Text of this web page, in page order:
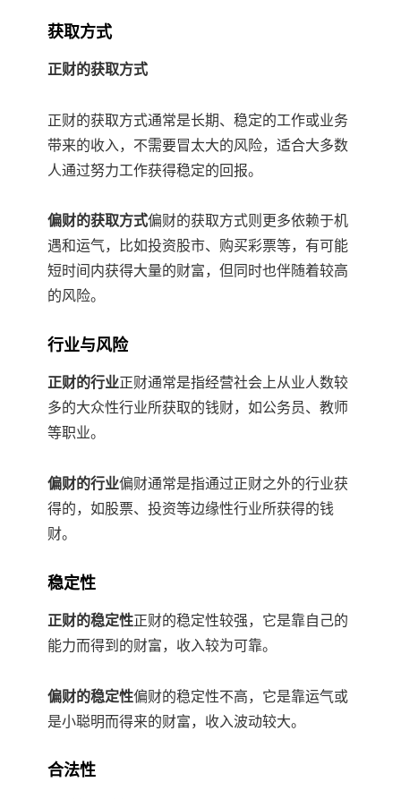
获取方式
正财的获取方式
正财的获取方式通常是长期、稳定的工作或业务
带来的收入，不需要冒太大的风险，适合大多数
人通过努力工作获得稳定的回报。
偏财的获取方式偏财的获取方式则更多依赖于机
遇和运气，比如投资股市、购买彩票等，有可能
短时间内获得大量的财富，但同时也伴随着较高
的风险。
行业与风险
正财的行业正财通常是指经营社会上从业人数较
多的大众性行业所获取的钱财，如公务员、教师
等职业。
偏财的行业偏财通常是指通过正财之外的行业获
得的，如股票、投资等边缘性行业所获得的钱
财。
稳定性
正财的稳定性正财的稳定性较强，它是靠自己的
能力而得到的财富，收入较为可靠。
偏财的稳定性偏财的稳定性不高，它是靠运气或
是小聪明而得来的财富，收入波动较大。
合法性